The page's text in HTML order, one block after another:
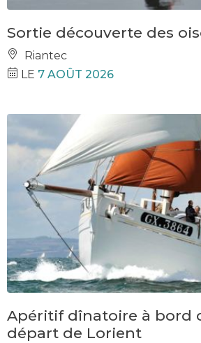
Sortie découverte des
Riantec
LE 7 AOÛT 2026
Apéritif dînatoire à bord
départ de Lorient